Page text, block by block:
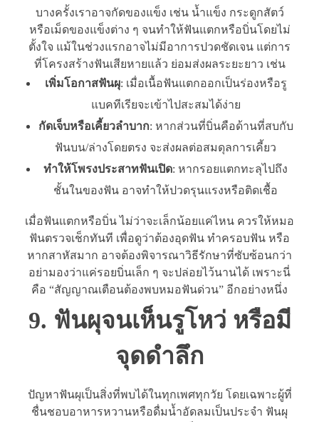
บางครั้งเราอาจกัดของแข็ง เช่น น้ำแข็ง กระดูกสัตว์
หรือเม็ดของแข็งต่าง ๆ จนทำให้ฟันแตกหรือบิ่นโดยไม่
ตั้งใจ แม้ในช่วงแรกอาจไม่มีอาการปวดชัดเจน แต่การ
ที่โครงสร้างฟันเสียหายแล้ว ย่อมส่งผลระยะยาว เช่น
เพิ่มโอกาสฟันผุ: เมื่อเนื้อฟันแตกออกเป็นร่องหรือรู
แบคทีเรียจะเข้าไปสะสมได้ง่าย
กัดเจ็บหรือเคี้ยวลำบาก: หากส่วนที่บิ่นคือด้านที่สบกับ
ฟันบน/ล่างโดยตรง จะส่งผลต่อสมดุลการเคี้ยว
ทำให้โพรงประสาทฟันเปิด: หากรอยแตกทะลุไปถึง
ชั้นในของฟัน อาจทำให้ปวดรุนแรงหรือติดเชื้อ
เมื่อฟันแตกหรือบิ่น ไม่ว่าจะเล็กน้อยแค่ไหน ควรให้หมอ
ฟันตรวจเช็กทันที เพื่อดูว่าต้องอุดฟัน ทำครอบฟัน หรือ
หากสาหัสมาก อาจต้องพิจารณาวิธีรักษาที่ซับซ้อนกว่า
อย่ามองว่าแค่รอยบิ่นเล็ก ๆ จะปล่อยไว้นานได้ เพราะนี่
คือ “สัญญาณเตือนต้องพบหมอฟันด่วน” อีกอย่างหนึ่ง
9. ฟันผุจนเห็นรูโหว่ หรือมี
จุดดำลึก
ปัญหาฟันผุเป็นสิ่งที่พบได้ในทุกเพศทุกวัย โดยเฉพาะผู้ที่
ชื่นชอบอาหารหวานหรือดื่มน้ำอัดลมเป็นประจำ ฟันผุ